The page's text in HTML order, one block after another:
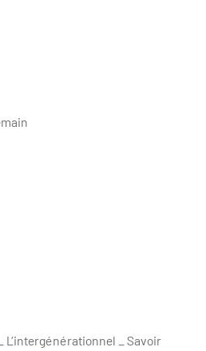
_ L’intergénérationnel _ Savoir